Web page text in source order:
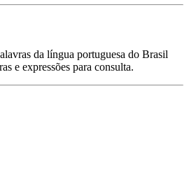
da língua portuguesa do Brasil
e expressões para consulta.